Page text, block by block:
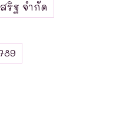
ริฐ จำกัด